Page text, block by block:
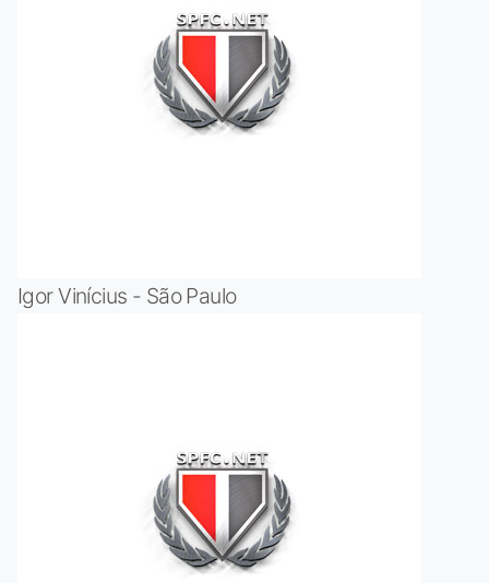
Igor Vinícius - São Paulo